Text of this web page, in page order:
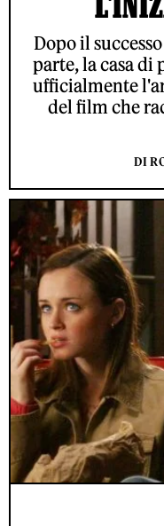
Dopo il
parte, la casa di
ufficialmente
del film che
DI